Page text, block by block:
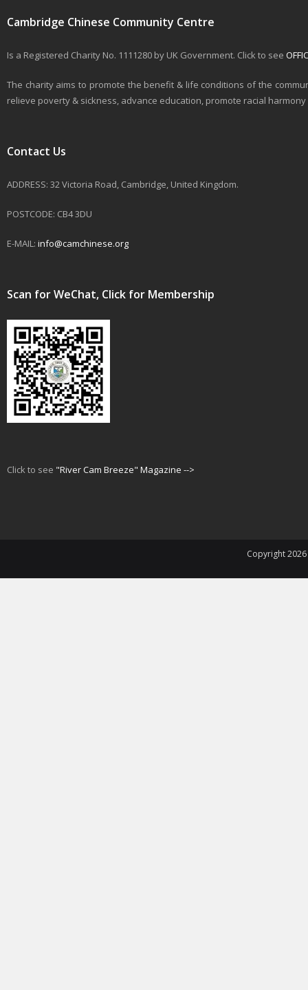
Cambridge Chinese Community Centre
Is a Registered Charity No. 1111280 by UK Government. Click to see
The charity aims to promote the benefit & life conditions of the
relieve poverty & sickness, advance education, promote racial
Contact Us
ADDRESS: 32 Victoria Road, Cambridge, United Kingdom.
POSTCODE: CB4 3DU
E-MAIL: info@camchinese.org
Scan for WeChat, Click for Membership
Click to see "River Cam Breeze" Magazine -->
Copyright 2026